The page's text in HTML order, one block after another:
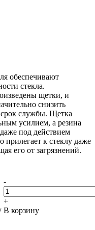
обеспечивают
стекла.
щетки, и
снизить
службы. Щетка
усилием, а резина
под действием
прилегает к стеклу даже
его от загрязнений.
-
+
В корзину